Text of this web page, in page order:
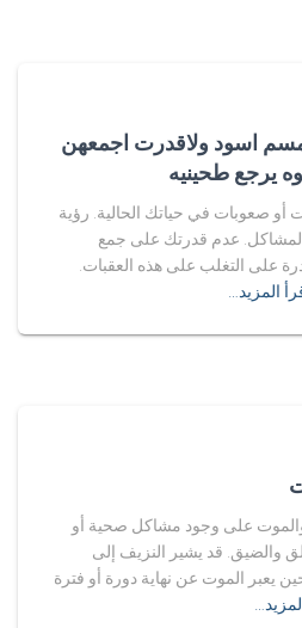
اسود ولاقدرت اجمعهن
يرجع طحينيه
أو صعوبات في حياتك الحالية. رؤية
عدم قدرتك على جمع
على التغلب على هذه العقبات.
المزيد…
والموت على وجود مشاكل صحية أو
والضيق. قد يشير النزيف إلى
يعبر الموت عن نهاية دورة أو فترة